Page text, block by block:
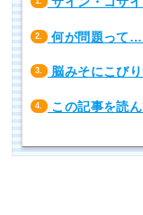
2. 何が問題って
3. 脳みそにこび
4. この記事を読